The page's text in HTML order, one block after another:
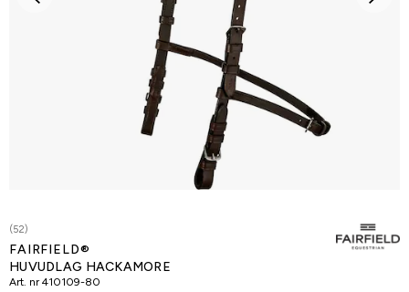
(52)
FAIRFIELD®
HUVUDLAG HACKAMORE
Art. nr 410109-80